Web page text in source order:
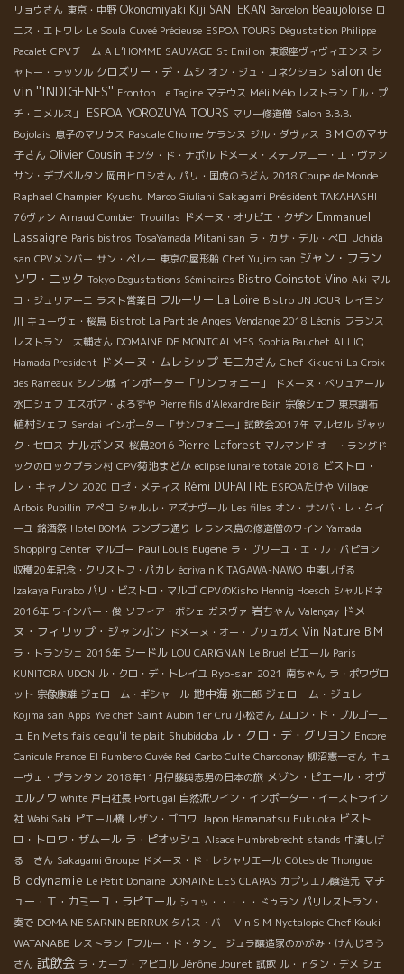
リョウさん 東京・中野 Okonomiyaki Kiji SANTEKAN Barcelon Beaujoloise ロ
ニス・エトワレ Le Soula Cuveé Précieuse ESPOA TOURS Dégustation Philippe
Pacalet CPVチーム A L’HOMME SAUVAGE St Emilion 東銀座ヴィヴィエンヌ シ
ャトー・ラッソル クロズリー・デ・ムシ オン・ジュ・コネクション salon de
vin ''INDIGENES'' Fronton Le Tagine マテウス Méli Mélo レストラン「ル・プ
チ・コメルス」
ESPOA YOROZUYA TOURS マリー修道僧 Salon B.B.B.
Bojolais 息子のマリウス Pascale Choime ケランヌ ジル・ダヴァス ＢＭＯのマサ
子さん Olivier Cousin キンタ・ド・ナポル ドメーヌ・ステファニー・エ・ヴァン
サン・デブベルタン 岡田ヒロシさん パリ・国虎のうどん 2018 Coupe de Monde
Raphael Champier Kyushu Marco Giuliani Sakagami Président TAKAHASHI
76ヴァン Arnaud Combier Trouillas ドメーヌ・オリビエ・クザン Emmanuel
Lassaigne Paris bistros TosaYamada Mitani san ラ・カサ・デル・ぺロ Uchida
san CPVメンバー サン・ペレー 東京の屋形船 Chef Yujiro san ジャン・フラン
ソワ・ニック Tokyo Degustations Séminaires Bistro Coinstot Vino Aki マル
コ・ジュリアーニ ラスト営業日 フルーリー La Loire Bistro UN JOUR レイヨン
川 キューヴェ・桜島 Bistrot La Part de Anges Vendange 2018 Léonis フランス
レストラン 大輔さん DOMAINE DE MONTCALMES Sophia Bauchet ALLIQ
Hamada President ドメーヌ・ムレシップ モニカさん Chef Kikuchi La Croix
des Rameaux シノン城 インポーター「サンフォニー」
ドメーヌ・ベリュアール
水口シェフ エスポア・よろずや Pierre fils d'Alexandre Bain 宗像シェフ 東京調布
植村シェフ Sendai インポーター「サンフォニー」試飲会2017年 マルセル ジャッ
ク・セロス ナルボンヌ 桜島2016 Pierre Laforest マルマンド オー・ラングド
ックのロックブラン村 CPV菊池まどか eclipse lunaire totale 2018 ビストロ・
レ・キャノン 2020 ロゼ・メティス Rémi DUFAITRE ESPOAたけや Village
Arbois Pupillin アぺロ シャルル・アズナヴール Les filles オン・サンバ・レ・クイ
ーユ 銘酒祭 Hotel BOMA ランブラ通り レランス島の修道僧のワイン Yamada
Shopping Center マルゴー Paul Louis Eugene ラ・ヴリーユ・エ・ル・パピヨン
収穫20年記念・クリストフ・パカレ écrivain KITAGAWA-NAWO 中湊しげる
Izakaya Furabo パリ・ビストロ・マルゴ CPVのKisho Hennig Hoesch シャルドネ
2016年 ワインバー・俊 ソフィア・ボシェ ガヌヴァ 岩ちゃん Valençay ドメー
ヌ・フィリップ・ジャンボン ドメーヌ・オー・ブリュガス Vin Nature BIM
ラ・トランシェ 2016年 シードル LOU CARIGNAN Le Bruel ピエール Paris
KUNITORA UDON ル・クロ・デ・トレイユ Ryo-san 2021 南ちゃん ラ・ポワヴロ
ット 宗像康雄 ジェローム・ギシャール 地中海 弥三郎 ジェローム・ジュレ
Kojima san Apps Yve chef Saint Aubin 1er Cru 小松さん ムロン・ド・ブルゴーニ
ュ En Mets fais ce qu'il te plait Shubidoba ル・クロ・デ・グリヨン Encore
Canicule France El Rumbero Cuvée Red Carbo Culte Chardonay 柳沼憲一さん キュ
ーヴェ・プランタン 2018年11月伊藤與志男の日本の旅 メゾン・ピエール・オヴ
ェルノワ white 戸田社長 Portugal 自然派ワイン・インポーター・イーストライン
社 Wabi Sabi ピエール橋 レザン・ゴロワ Japon Hamamatsu Fukuoka ビスト
ロ・トロワ・ザムール ラ・ピオッシュ Alsace Humbrebrecht stands 中湊しげ
る さん Sakagami Groupe ドメーヌ・ド・レシャリエール Côtes de Thongue
Biodynamie Le Petit Domaine DOMAINE LES CLAPAS カプリエル醸造元 マチ
ュー・エ・カミーユ・ラピエール シュッ・・・・・ドゥラン パリレストラン・
奏で DOMAINE SARNIN BERRUX タパス・バー Vin S M Nyctalopie Chef Kouki
WATANABE レストラン「フルー・ド・タン」
ジュラ醸造家のかがみ・けんじろう
さん 試飲会 ラ・カーブ・アピコル Jérôme Jouret 試飲 ル・ｒタン・デメ シェ